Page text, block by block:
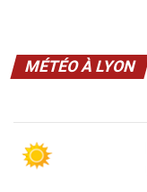
MÉTÉO À LYON